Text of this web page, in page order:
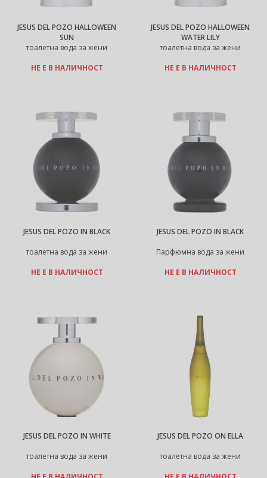
JESUS DEL POZO HALLOWEEN
SUN
тоалетна вода за жени
НЕ Е В НАЛИЧНОСТ
JESUS DEL POZO HALLOWEEN
WATER LILY
тоалетна вода за жени
НЕ Е В НАЛИЧНОСТ
JESUS DEL POZO IN BLACK
тоалетна вода за жени
НЕ Е В НАЛИЧНОСТ
JESUS DEL POZO IN BLACK
Парфюмна вода за жени
НЕ Е В НАЛИЧНОСТ
JESUS DEL POZO IN WHITE
тоалетна вода за жени
JESUS DEL POZO ON ELLA
тоалетна вода за жени